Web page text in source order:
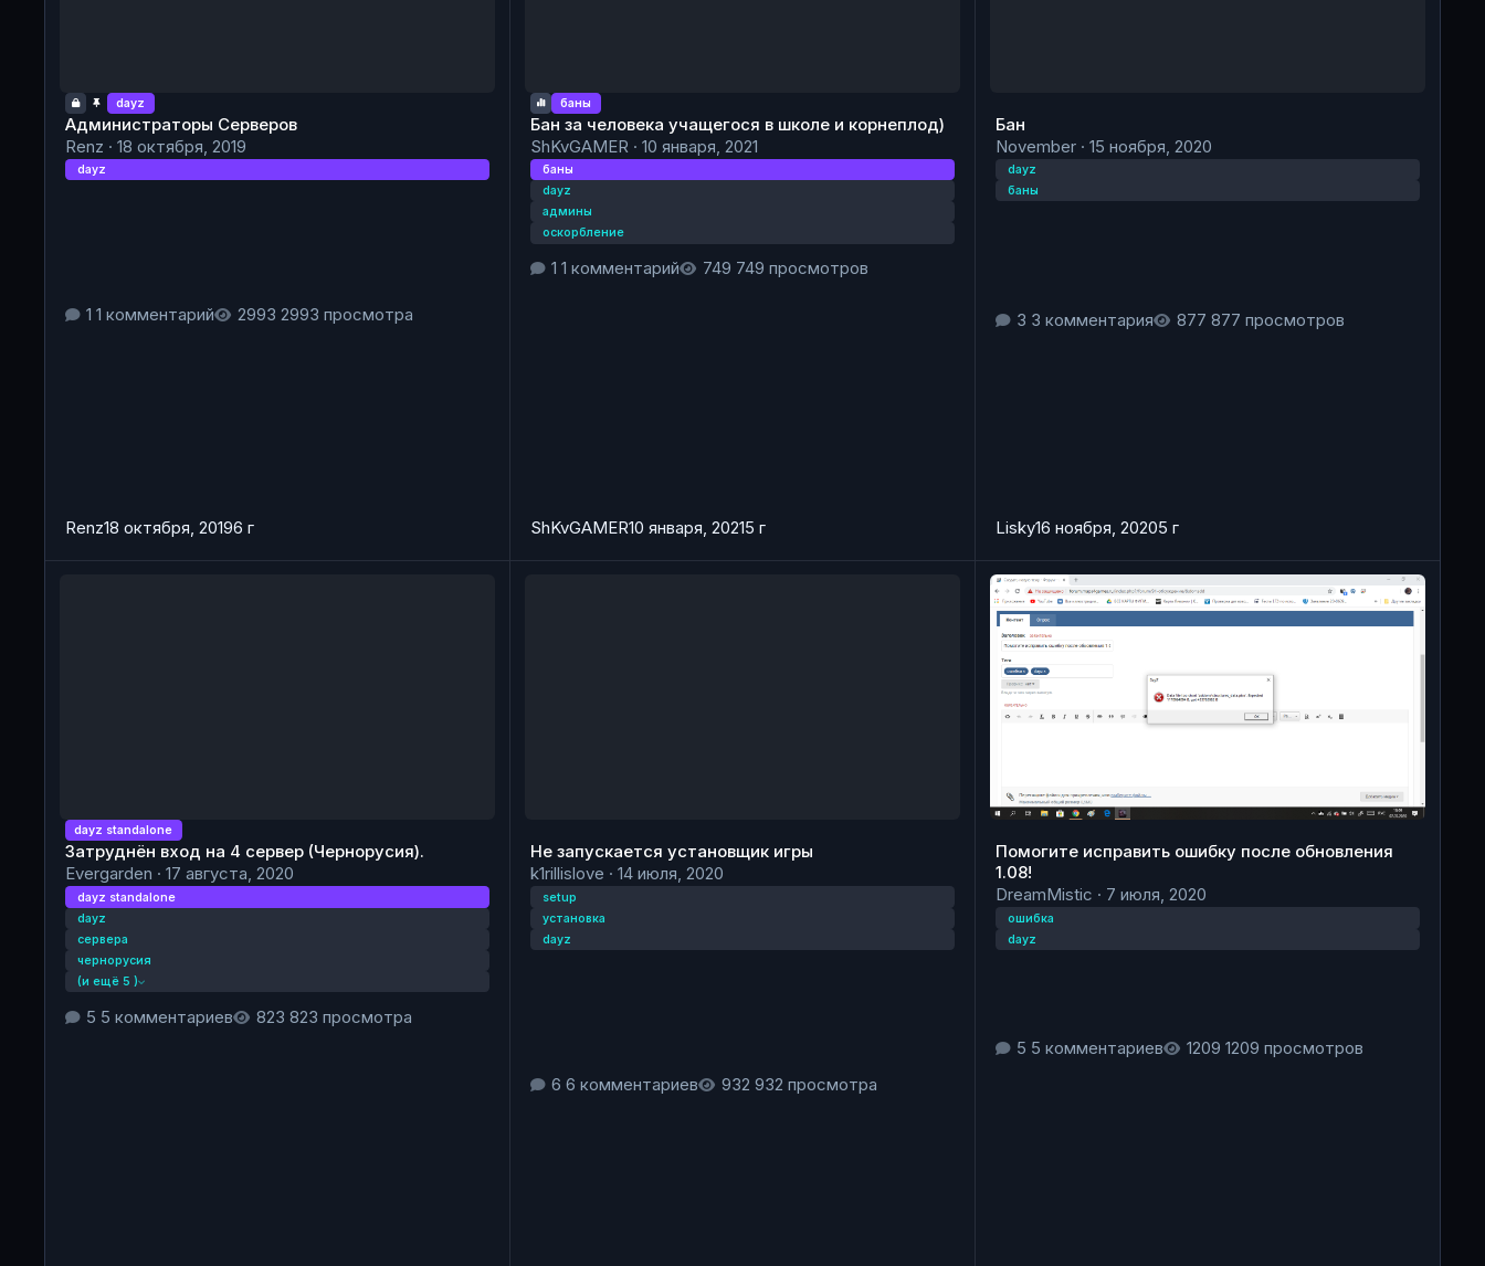
dayz
Администраторы Серверов
Renz · 18 октября, 2019
dayz
1 комментарий 2993 просмотра
Renz18 октября, 20196 г
баны
Бан за человека учащегося в школе и корнеплод)
ShKvGAMER · 10 января, 2021
баны
dayz
админы
оскорбление
1 комментарий 749 просмотров
ShKvGAMER10 января, 20215 г
Бан
November · 15 ноября, 2020
dayz
баны
3 комментария 877 просмотров
Lisky16 ноября, 20205 г
dayz standalone
Затруднён вход на 4 сервер (Чернорусия).
Evergarden · 17 августа, 2020
dayz standalone
dayz
сервера
чернорусия
(и ещё 5 )
5 комментариев 823 просмотра
Не запускается установщик игры
k1rillislove · 14 июля, 2020
setup
установка
dayz
6 комментариев 932 просмотра
Помогите исправить ошибку после обновления 1.08!
Помогите исправить ошибку после обновления
1.08!
DreamMistic · 7 июля, 2020
ошибка
dayz
5 комментариев 1209 просмотров